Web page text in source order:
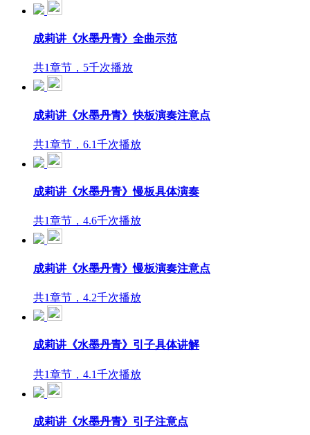
成莉讲《水墨丹青》全曲示范
共1章节，5千次播放
成莉讲《水墨丹青》快板演奏注意点
共1章节，6.1千次播放
成莉讲《水墨丹青》慢板具体演奏
共1章节，4.6千次播放
成莉讲《水墨丹青》慢板演奏注意点
共1章节，4.2千次播放
成莉讲《水墨丹青》引子具体讲解
共1章节，4.1千次播放
成莉讲《水墨丹青》引子注意点